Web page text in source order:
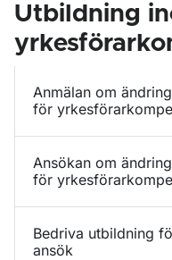
Utbildning
Anmälan om
för
Ansökan om
för
Bedriva utbildning
ansök